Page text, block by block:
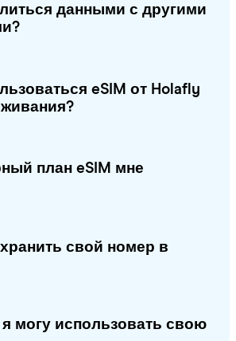
данными с другими
eSIM от Holafly
план eSIM мне
свой номер в
могу использовать свою